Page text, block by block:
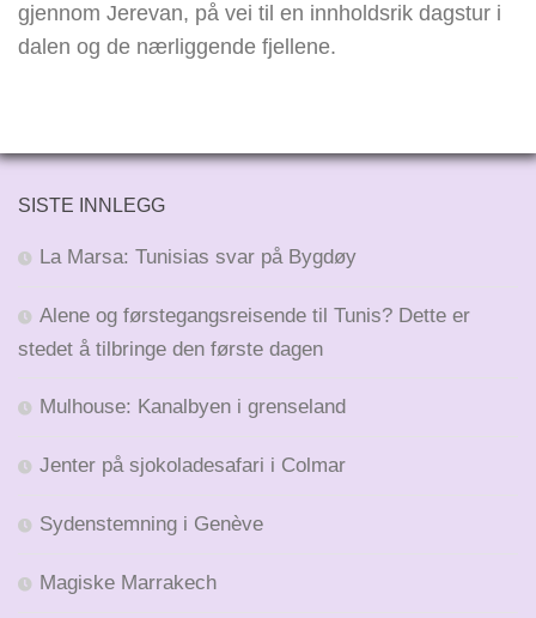
gjennom Jerevan, på vei til en innholdsrik dagstur i
dalen og de nærliggende fjellene.
SISTE INNLEGG
La Marsa: Tunisias svar på Bygdøy
Alene og førstegangsreisende til Tunis? Dette er
stedet å tilbringe den første dagen
Mulhouse: Kanalbyen i grenseland
Jenter på sjokoladesafari i Colmar
Sydenstemning i Genève
Magiske Marrakech